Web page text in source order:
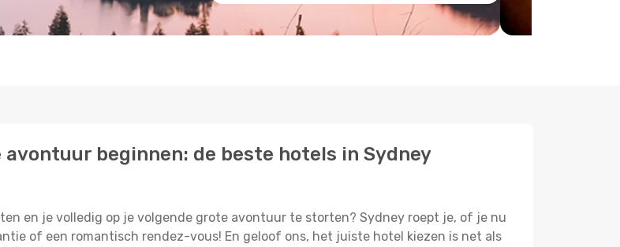
beginnen: de beste hotels in Sydney
en je volledig op je volgende grote avontuur te storten? Sydney roept je, of je nu
of een romantisch rendez-vous! En geloof ons, het juiste hotel kiezen is net als